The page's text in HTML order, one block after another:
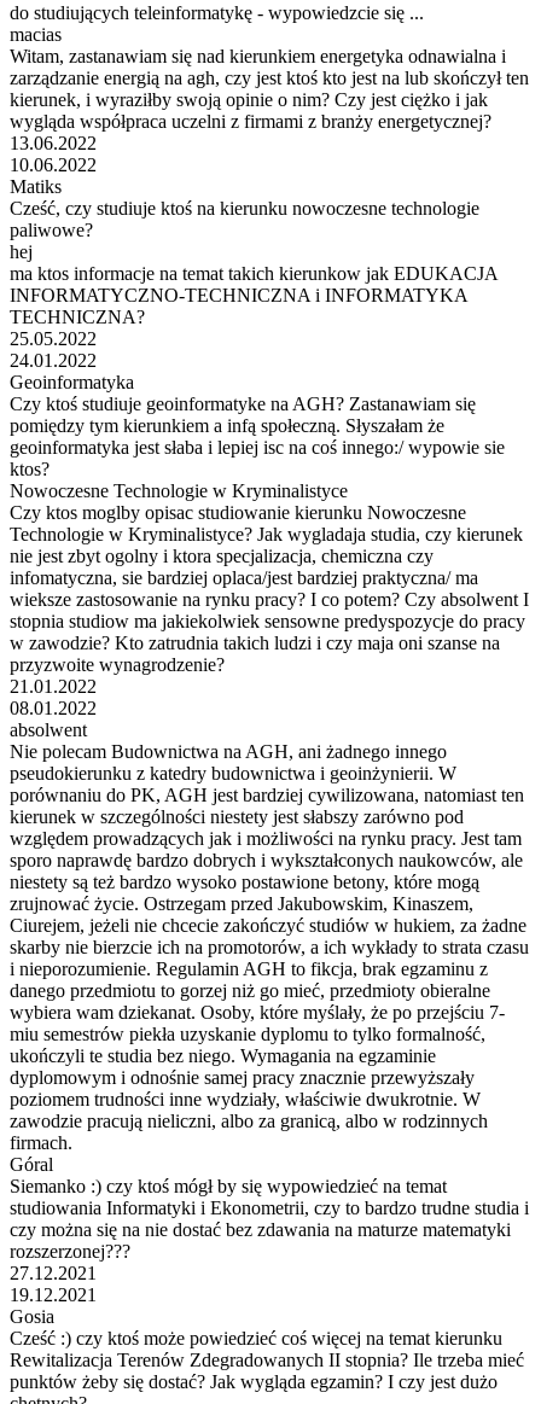
do studiujących teleinformatykę - wypowiedzcie się ...
macias
Witam, zastanawiam się nad kierunkiem energetyka odnawialna i
zarządzanie energią na agh, czy jest ktoś kto jest na lub skończył ten
kierunek, i wyraziłby swoją opinie o nim? Czy jest ciężko i jak
wygląda współpraca uczelni z firmami z branży energetycznej?
13.06.2022
10.06.2022
Matiks
Cześć, czy studiuje ktoś na kierunku nowoczesne technologie
paliwowe?
hej
ma ktos informacje na temat takich kierunkow jak EDUKACJA
INFORMATYCZNO-TECHNICZNA i INFORMATYKA
TECHNICZNA?
25.05.2022
24.01.2022
Geoinformatyka
Czy ktoś studiuje geoinformatyke na AGH? Zastanawiam się
pomiędzy tym kierunkiem a infą społeczną. Słyszałam że
geoinformatyka jest słaba i lepiej isc na coś innego:/ wypowie sie
ktos?
Nowoczesne Technologie w Kryminalistyce
Czy ktos moglby opisac studiowanie kierunku Nowoczesne
Technologie w Kryminalistyce? Jak wygladaja studia, czy kierunek
nie jest zbyt ogolny i ktora specjalizacja, chemiczna czy
infomatyczna, sie bardziej oplaca/jest bardziej praktyczna/ ma
wieksze zastosowanie na rynku pracy? I co potem? Czy absolwent I
stopnia studiow ma jakiekolwiek sensowne predyspozycje do pracy
w zawodzie? Kto zatrudnia takich ludzi i czy maja oni szanse na
przyzwoite wynagrodzenie?
21.01.2022
08.01.2022
absolwent
Nie polecam Budownictwa na AGH, ani żadnego innego
pseudokierunku z katedry budownictwa i geoinżynierii. W
porównaniu do PK, AGH jest bardziej cywilizowana, natomiast ten
kierunek w szczególności niestety jest słabszy zarówno pod
względem prowadzących jak i możliwości na rynku pracy. Jest tam
sporo naprawdę bardzo dobrych i wykształconych naukowców, ale
niestety są też bardzo wysoko postawione betony, które mogą
zrujnować życie. Ostrzegam przed Jakubowskim, Kinaszem,
Ciurejem, jeżeli nie chcecie zakończyć studiów w hukiem, za żadne
skarby nie bierzcie ich na promotorów, a ich wykłady to strata czasu
i nieporozumienie. Regulamin AGH to fikcja, brak egzaminu z
danego przedmiotu to gorzej niż go mieć, przedmioty obieralne
wybiera wam dziekanat. Osoby, które myślały, że po przejściu 7-
miu semestrów piekła uzyskanie dyplomu to tylko formalność,
ukończyli te studia bez niego. Wymagania na egzaminie
dyplomowym i odnośnie samej pracy znacznie przewyższały
poziomem trudności inne wydziały, właściwie dwukrotnie. W
zawodzie pracują nieliczni, albo za granicą, albo w rodzinnych
firmach.
Góral
Siemanko :) czy ktoś mógł by się wypowiedzieć na temat
studiowania Informatyki i Ekonometrii, czy to bardzo trudne studia i
czy można się na nie dostać bez zdawania na maturze matematyki
rozszerzonej???
27.12.2021
19.12.2021
Gosia
Cześć :) czy ktoś może powiedzieć coś więcej na temat kierunku
Rewitalizacja Terenów Zdegradowanych II stopnia? Ile trzeba mieć
punktów żeby się dostać? Jak wygląda egzamin? I czy jest dużo